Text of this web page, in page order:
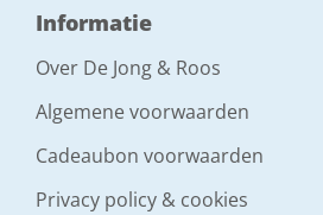
Informatie
Over De Jong & Roos
Algemene voorwaarden
Cadeaubon voorwaarden
Privacy policy & cookies